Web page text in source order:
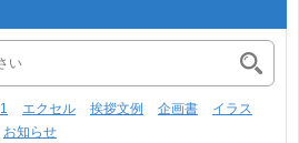
1 エクセル 挨拶文例 企画書
イラス
お知らせ